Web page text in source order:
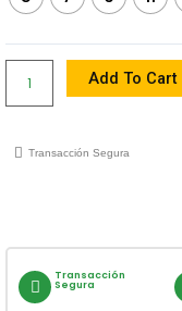
Quantity
Add To Cart
Transacción Segura
Transacción
Segura